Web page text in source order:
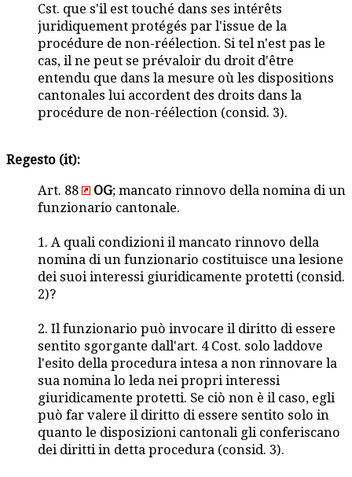
Cst. que s'il est touché dans ses intérêts
juridiquement protégés par l'issue de la
procédure de non-réélection. Si tel n'est pas le
cas, il ne peut se prévaloir du droit d'être
entendu que dans la mesure où les dispositions
cantonales lui accordent des droits dans la
procédure de non-réélection (consid. 3).
Regesto (it):
Art. 88 OG; mancato rinnovo della nomina di un
funzionario cantonale.
1. A quali condizioni il mancato rinnovo della
nomina di un funzionario costituisce una lesione
dei suoi interessi giuridicamente protetti (consid.
2)?
2. Il funzionario può invocare il diritto di essere
sentito sgorgante dall'art. 4 Cost. solo laddove
l'esito della procedura intesa a non rinnovare la
sua nomina lo leda nei propri interessi
giuridicamente protetti. Se ciò non è il caso, egli
può far valere il diritto di essere sentito solo in
quanto le disposizioni cantonali gli conferiscano
dei diritti in detta procedura (consid. 3).